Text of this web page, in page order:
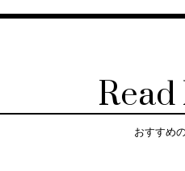
おすすめ